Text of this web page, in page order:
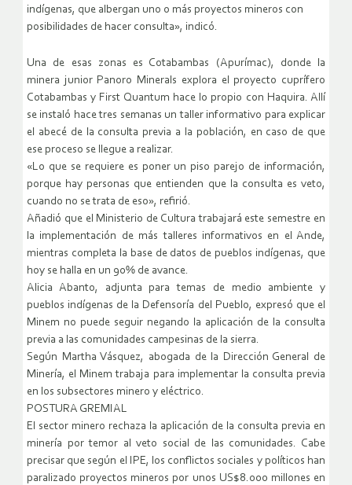
indígenas, que albergan uno o más proyectos mineros con
posibilidades de hacer consulta», indicó.
Una de esas zonas es Cotabambas (Apurímac), donde la
minera junior Panoro Minerals explora el proyecto cuprífero
Cotabambas y First Quantum hace lo propio con Haquira. Allí
se instaló hace tres semanas un taller informativo para explicar
el abecé de la consulta previa a la población, en caso de que
ese proceso se llegue a realizar.
«Lo que se requiere es poner un piso parejo de información,
porque hay personas que entienden que la consulta es veto,
cuando no se trata de eso», refirió.
Añadió que el Ministerio de Cultura trabajará este semestre en
la implementación de más talleres informativos en el Ande,
mientras completa la base de datos de pueblos indígenas, que
hoy se halla en un 90% de avance.
Alicia Abanto, adjunta para temas de medio ambiente y
pueblos indígenas de la Defensoría del Pueblo, expresó que el
Minem no puede seguir negando la aplicación de la consulta
previa a las comunidades campesinas de la sierra.
Según Martha Vásquez, abogada de la Dirección General de
Minería, el Minem trabaja para implementar la consulta previa
en los subsectores minero y eléctrico.
POSTURA GREMIAL
El sector minero rechaza la aplicación de la consulta previa en
minería por temor al veto social de las comunidades. Cabe
precisar que según el IPE, los conflictos sociales y políticos han
paralizado proyectos mineros por unos US$8.000 millones en